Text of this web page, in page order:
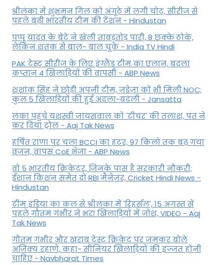
श्रीलंका में शुभमन गिल को अंगूठे में लगी चोट, सीरीज से
पहले बढ़ी भारतीय टीम की टेंशन - Hindustan
पप्पू यादव के बेटे ने खेली ताबड़तोड़ पारी, 8 छक्के ठोके,
लेकिन शतक से बाल- बाल चूके - India TV Hindi
PAK टेस्ट सीरीज के लिए इंग्लैंड टीम का एलान, बदला
कप्तान 4 खिलाड़ियों की वापसी - ABP News
शशांक सिंह ने छोड़ी अपनी टीम, जडेजा को भी मिली NOC;
कुल 5 खिलाड़ियों की हुई अदला-बदली - Jansatta
लंका पहुंचे यशस्वी जायसवाल को 'टीचर' की तलाश, पंत ने
कर द‍िया ट्रोल - Aaj Tak News
हर्षित राणा पर चला BCCI का हंटर, 97 किलो तक बढ़ गया
वजन, वापस CoE भेजा - ABP News
वो 5 भारतीय क्रिकेटर, जिनके पास है सरकारी नौकरी;
ईशान किशन समेत दो RBI मैनेजर, Cricket Hindi News -
Hindustan
टीम इंडिया का कल से श्रीलंका में 'रिहर्सल', 15 अगस्त से
पहले गौतम गंभीर ने भरा ख‍िलाड़‍ियों में जोश, VIDEO - Aaj
Tak News
गौतम गंभीर और खराब टेस्ट क्रिकेट पर जमकर बोले
अजिंक्य रहाणे, कहा- सीनियर खिलाड़ियों की इज्जत होनी
चाहिए - Navbharat Times